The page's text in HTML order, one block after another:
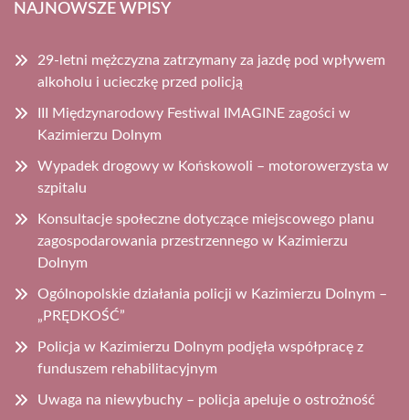
NAJNOWSZE WPISY
29-letni mężczyzna zatrzymany za jazdę pod wpływem
alkoholu i ucieczkę przed policją
III Międzynarodowy Festiwal IMAGINE zagości w
Kazimierzu Dolnym
Wypadek drogowy w Końskowoli – motorowerzysta w
szpitalu
Konsultacje społeczne dotyczące miejscowego planu
zagospodarowania przestrzennego w Kazimierzu
Dolnym
Ogólnopolskie działania policji w Kazimierzu Dolnym –
„PRĘDKOŚĆ”
Policja w Kazimierzu Dolnym podjęła współpracę z
funduszem rehabilitacyjnym
Uwaga na niewybuchy – policja apeluje o ostrożność